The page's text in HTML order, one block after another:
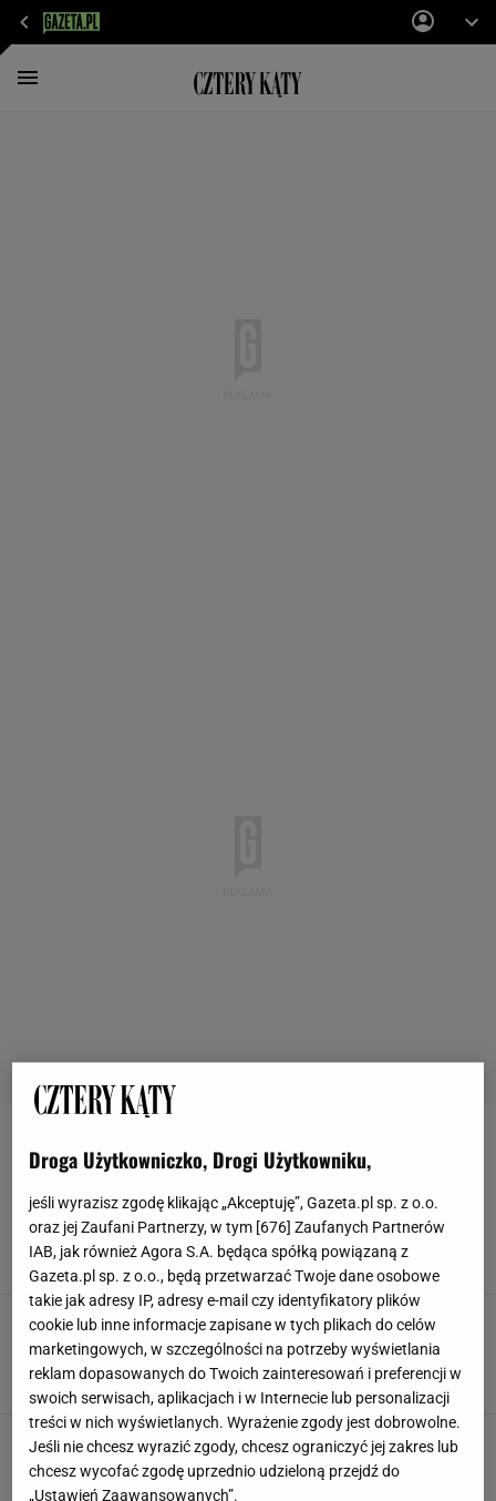
STYL EKLEKTYCZNY
Styl eklektyczny w kuchni. Mieszaj aranżacje
tak, jak lubisz
ARANŻACJE WNĘTRZ STYL EKLEKTYCZNY
STYL EKLEKTYCZNY CECHY
STYL EKLEKTYCZNY SALON
Styl eklektyczny - salon pełen kontrastów. Jak
go zaaranżować?
ARANŻACJA SALONU ARANŻACJE WNĘTRZ
SALON EKLEKTYCZNY INSPIRACJE
STYL EKLEKTYCZNY
Styl eklektyczny, czyli jak stworzyć wnętrze,
które naprawdę odzwierciedla Ciebie
STYL EKLEKTYCZNY
STYL EKLEKTYCZNY CECHY
Droga Użytkowniczko, Drogi Użytkowniku,
jeśli wyrazisz zgodę klikając „Akceptuję”, Gazeta.pl sp. z o.o.
oraz jej Zaufani Partnerzy, w tym [676] Zaufanych Partnerów
IAB, jak również Agora S.A. będąca spółką powiązaną z
Gazeta.pl sp. z o.o., będą przetwarzać Twoje dane osobowe
takie jak adresy IP, adresy e-mail czy identyfikatory plików
cookie lub inne informacje zapisane w tych plikach do celów
marketingowych, w szczególności na potrzeby wyświetlania
reklam dopasowanych do Twoich zainteresowań i preferencji w
swoich serwisach, aplikacjach i w Internecie lub personalizacji
treści w nich wyświetlanych. Wyrażenie zgody jest dobrowolne.
Jeśli nie chcesz wyrazić zgody, chcesz ograniczyć jej zakres lub
chcesz wycofać zgodę uprzednio udzieloną przejdź do
„Ustawień Zaawansowanych”.